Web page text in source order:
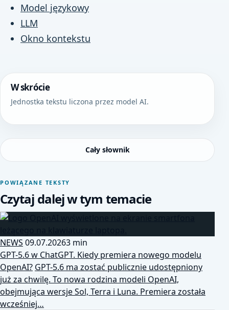
Model językowy
LLM
Okno kontekstu
W skrócie
Jednostka tekstu liczona przez model AI.
Cały słownik
POWIĄZANE TEKSTY
Czytaj dalej w tym temacie
NEWS 09.07.20263 min
GPT-5.6 w ChatGPT. Kiedy premiera nowego modelu
OpenAI? GPT-5.6 ma zostać publicznie udostępniony
już za chwilę. To nowa rodzina modeli OpenAI,
obejmująca wersje Sol, Terra i Luna. Premiera została
wcześniej…